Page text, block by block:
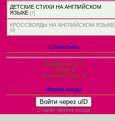
ДЕТСКИЕ СТИХИ НА АНГЛИЙСКОМ
ЯЗЫКЕ [7]
КРОССВОРДЫ НА АНГЛИЙСКОМ ЯЗЫКЕ
[0]
Статистика
Онлайн всего:1
Гостей:1
Пользователей:0
Форма входа
Войти через uID
Старая форма входа